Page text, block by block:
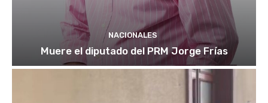
NACIONALES
Muere el diputado del PRM Jorge Frías